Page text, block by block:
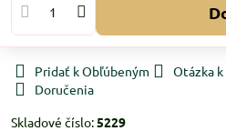
Pridať k Obľúbeným Otázka
Doručenia
Skladové číslo:5229